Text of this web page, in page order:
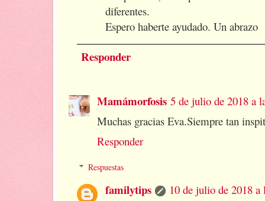
diferentes.
Espero haberte ayudado. Un abrazo
Responder
Mamámorfosis 5 de julio de 2018 a
Muchas gracias Eva.Siempre tan
Responder
Respuestas
familytips
10 de julio de 2018 a